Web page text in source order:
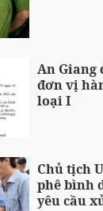
An Giang
đơn vị
loại I
Chủ tịch
phê bình
yêu cầu